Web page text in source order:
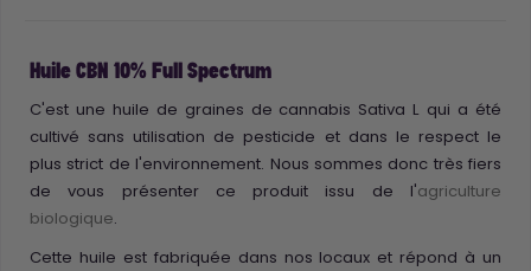
Huile CBN 10% Full Spectrum
C'est une huile de graines de cannabis Sativa L qui a été
cultivé sans utilisation de pesticide et dans le respect le
plus strict de l'environnement. Nous sommes donc très fiers
de vous présenter ce produit issu de l'agriculture
biologique.
Cette huile est fabriquée dans nos locaux et répond à un